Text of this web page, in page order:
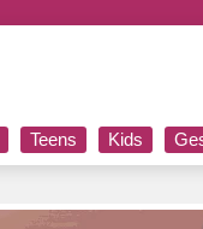
Teens Kids